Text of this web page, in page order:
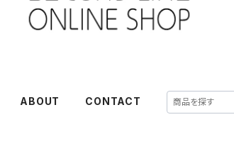
ABOUT CONTACT